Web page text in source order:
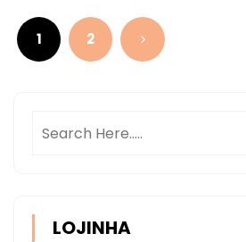
por
posts
1 2
LOJINHA